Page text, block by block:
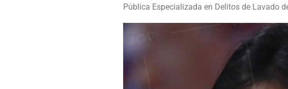
Pública Especializada en Delitos de Lavado